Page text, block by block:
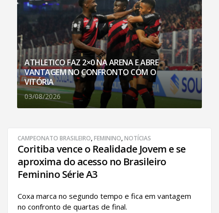
ATHLETICO FAZ 2×0 NA ARENA E ABRE
VANTAGEM NO CONFRONTO COM O
VITÓRIA
03/08/2026
CAMPEONATO BRASILEIRO,FEMININO,NOTÍCIAS
Coritiba vence o Realidade Jovem e se
aproxima do acesso no Brasileiro
Feminino Série A3
Coxa marca no segundo tempo e fica em vantagem
no confronto de quartas de final.